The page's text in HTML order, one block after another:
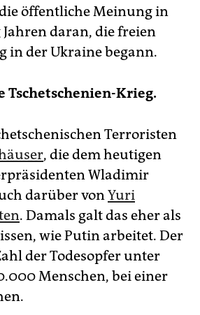
öffentliche Meinung in
daran, die freien
in der Ukraine begann.
Tschetschenien-Krieg.
Terroristen
, die dem heutigen
Wladimir
darüber vonYuri
. Damals galt das eher als
wie Putin arbeitet. Der
der Todesopfer unter
Menschen, bei einer